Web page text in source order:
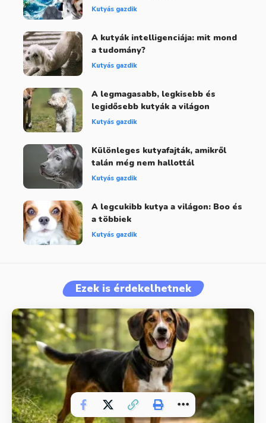
Kutyás gazdik
A kutyák intelligenciája: mit mond
a tudomány?
Kutyás gazdik
A legmagasabb, legkisebb és
legidősebb kutyák a világon
Kutyás gazdik
Különleges kutyafajták, amikről
talán még nem hallottál
Kutyás gazdik
A legcukibb kutya a világon: Boo és
a többiek
Kutyás gazdik
Ezek is érdekelhetnek